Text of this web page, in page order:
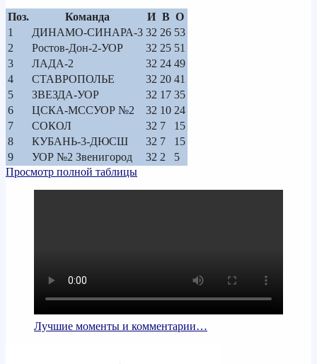
Поз. Команда И В О
1
ДИНАМО-СИНАРА-3 32 26 53
2
Ростов-Дон-2-УОР 32 25 51
3
ЛАДА-2 32 24 49
4
СТАВРОПОЛЬЕ 32 20 41
5
ЗВЕЗДА-УОР 32 17 35
6
ЦСКА-МССУОР №2 32 10 24
7
СОКОЛ 32 7
15
8
КУБАНЬ-3-ДЮСШ 32 7
15
9
УОР №2 Звенигород 32 2
5
Просмотр полной таблицы
Лучшие моменты и комментарии…